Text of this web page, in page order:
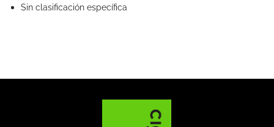
Sin clasificación específica